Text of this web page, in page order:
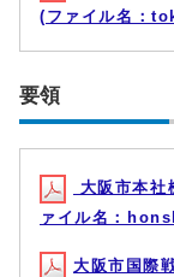
(ファイル名：
要領
大阪市本社
ァイル名：
大阪市国際